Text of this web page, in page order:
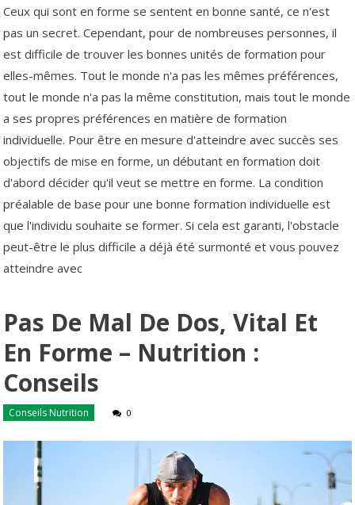
Ceux qui sont en forme se sentent en bonne santé, ce n'est
pas un secret. Cependant, pour de nombreuses personnes, il
est difficile de trouver les bonnes unités de formation pour
elles-mêmes. Tout le monde n'a pas les mêmes préférences,
tout le monde n'a pas la même constitution, mais tout le monde
a ses propres préférences en matière de formation
individuelle. Pour être en mesure d'atteindre avec succès ses
objectifs de mise en forme, un débutant en formation doit
d'abord décider qu'il veut se mettre en forme. La condition
préalable de base pour une bonne formation individuelle est
que l'individu souhaite se former. Si cela est garanti, l'obstacle
peut-être le plus difficile a déjà été surmonté et vous pouvez
atteindre avec
Pas De Mal De Dos, Vital Et
En Forme – Nutrition :
Conseils
Conseils Nutrition 0